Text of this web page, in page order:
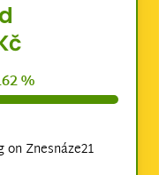
%
Znesnáze21